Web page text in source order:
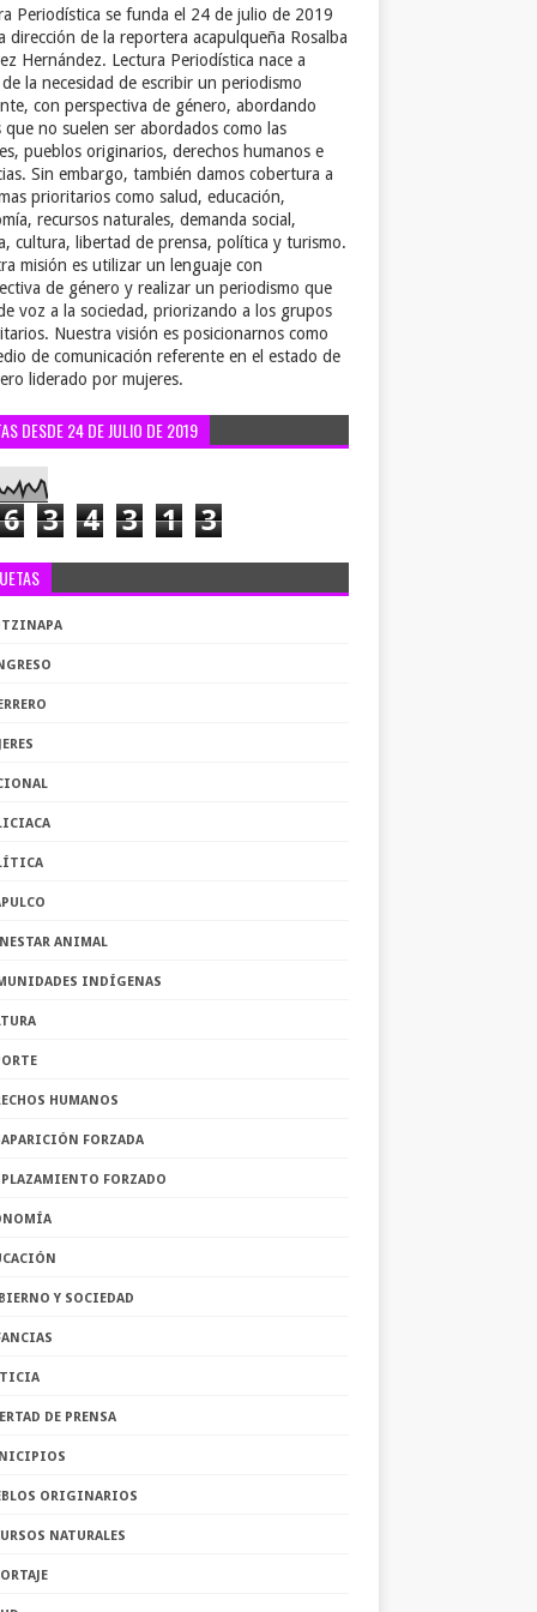
Periodística se funda el 24 de julio de 2019
dirección de la reportera acapulqueña Rosalba
Hernández. Lectura Periodística nace a
la necesidad de escribir un periodismo
con perspectiva de género, abordando
que no suelen ser abordados como las
pueblos originarios, derechos humanos e
Sin embargo, también damos cobertura a
prioritarios como salud, educación,
recursos naturales, demanda social,
cultura, libertad de prensa, política y turismo.
misión es utilizar un lenguaje con
de género y realizar un periodismo que
voz a la sociedad, priorizando a los grupos
Nuestra visión es posicionarnos como
de comunicación referente en el estado de
liderado por mujeres.
DESDE 24 DE JULIO DE 2019
6 3 4 3 1 3
ANIMAL
INDÍGENAS
HUMANOS
FORZADA
FORZADO
Y SOCIEDAD
DE PRENSA
ORIGINARIOS
NATURALES